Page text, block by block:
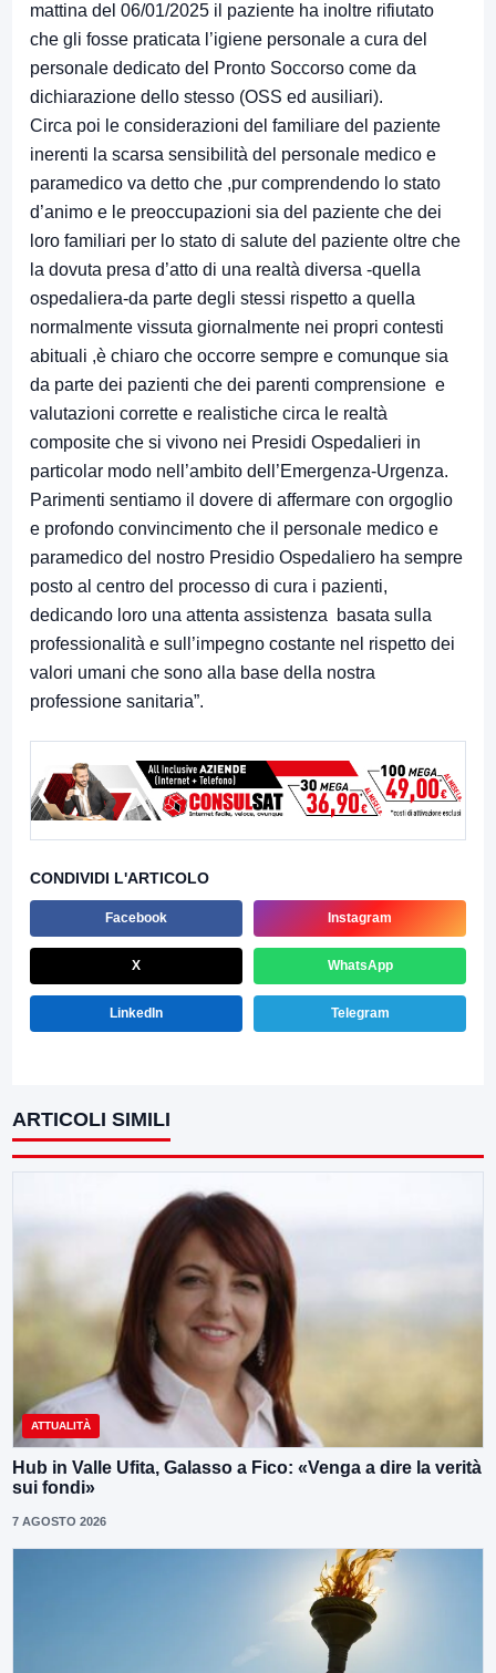
mattina del 06/01/2025 il paziente ha inoltre rifiutato
che gli fosse praticata l’igiene personale a cura del
personale dedicato del Pronto Soccorso come da
dichiarazione dello stesso (OSS ed ausiliari).
Circa poi le considerazioni del familiare del paziente
inerenti la scarsa sensibilità del personale medico e
paramedico va detto che ,pur comprendendo lo stato
d’animo e le preoccupazioni sia del paziente che dei
loro familiari per lo stato di salute del paziente oltre che
la dovuta presa d’atto di una realtà diversa -quella
ospedaliera-da parte degli stessi rispetto a quella
normalmente vissuta giornalmente nei propri contesti
abituali ,è chiaro che occorre sempre e comunque sia
da parte dei pazienti che dei parenti comprensione e
valutazioni corrette e realistiche circa le realtà
composite che si vivono nei Presidi Ospedalieri in
particolar modo nell’ambito dell’Emergenza-Urgenza.
Parimenti sentiamo il dovere di affermare con orgoglio
e profondo convincimento che il personale medico e
paramedico del nostro Presidio Ospedaliero ha sempre
posto al centro del processo di cura i pazienti,
dedicando loro una attenta assistenza basata sulla
professionalità e sull’impegno costante nel rispetto dei
valori umani che sono alla base della nostra
professione sanitaria”.
CONDIVIDI L'ARTICOLO
Facebook Instagram
X WhatsApp
LinkedIn Telegram
ARTICOLI SIMILI
ATTUALITÀ
Hub in Valle Ufita, Galasso a Fico: «Venga a dire la verità
sui fondi»
7 AGOSTO 2026